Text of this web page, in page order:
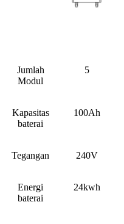
Jumlah
Modul
5
Kapasitas
baterai
100Ah
Tegangan 240V
Energi
baterai
24kwh